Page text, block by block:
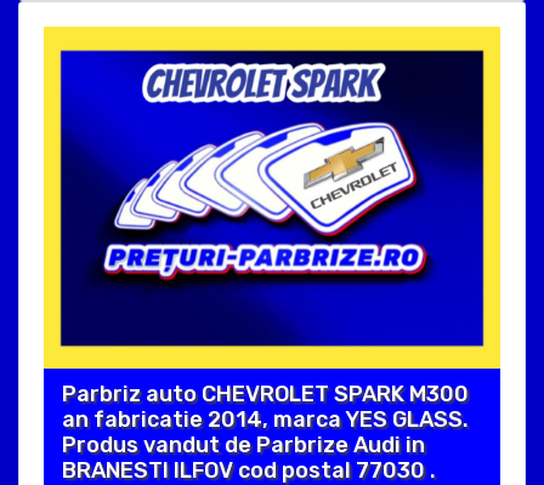
Parbriz auto CHEVROLET SPARK M300
an fabricatie 2014, marca YES GLASS.
Produs vandut de Parbrize Audi in
BRANESTI ILFOV cod postal 77030 .